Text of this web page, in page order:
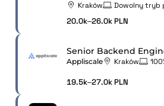
Kraków Dowolny tryb
20.0k–26.0k PLN
Appliscale Kraków
19.5k–27.0k PLN